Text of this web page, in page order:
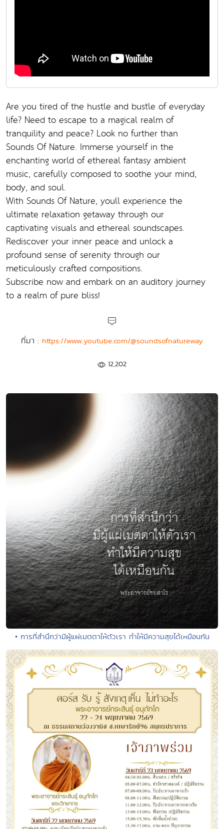
Are you tired of the hustle and bustle of everyday
life? Need to escape to a magical realm of
tranquility and peace? Look no further than
Sounds Of Nature. Immerse yourself in the
enchanting world of ethereal fantasy ambient
music, carefully composed to soothe your mind,
body, and soul.
With Sounds Of Nature, youll experience the
ultimate relaxation getaway through our
captivating visuals and ethereal soundscapes.
Rediscover your inner peace and unlock a
profound sense of serenity through our
meticulously crafted compositions.
Subscribe now and embark on an auditory journey
to a realm of pure bliss!
ที่มา : https://www.youtube.com/@soundsofnatureway
12,202
• การที่สำนึกว่ามีผู้แผ่เมตตาให้ตัวเรา ทำให้มีความสุขได้เหมือนกัน